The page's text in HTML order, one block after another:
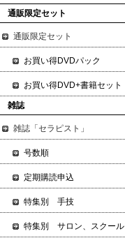
通販限定セット
通販限定セット
お買い得DVDパック
お買い得DVD+書籍セット
雑誌
雑誌「セラピスト」
号数順
定期購読申込
特集別 手技
特集別 サロン、スクール